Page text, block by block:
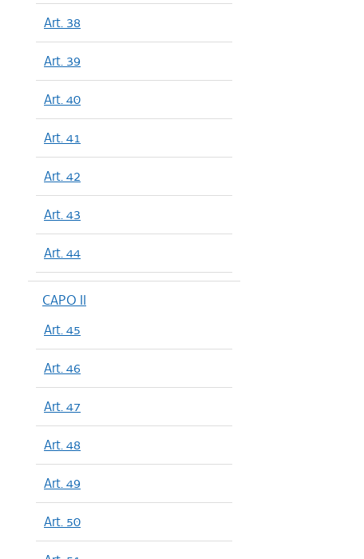
Art. 38
Art. 39
Art. 40
Art. 41
Art. 42
Art. 43
Art. 44
CAPO II
Art. 45
Art. 46
Art. 47
Art. 48
Art. 49
Art. 50